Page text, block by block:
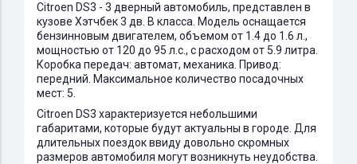
Citroen DS3 - 3 дверный автомобиль, представлен в
кузове Хэтчбек 3 дв. B класса. Модель оснащается
бензинновым двигателем, объемом от 1.4 до 1.6 л.,
мощностью от 120 до 95 л.с., с расходом от 5.9 литра.
Коробка передач: автомат, механика. Привод:
передний. Максимальное количество посадочных
мест: 5.
Citroen DS3 характеризуется небольшими
габаритами, которые будут актуальны в городе. Для
длительных поездок ввиду довольно скромных
размеров автомобиля могут возникнуть неудобства.